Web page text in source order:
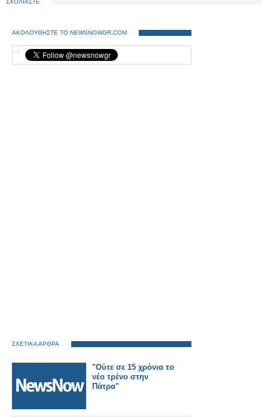
ΣΧΟΛΙΑΣΤΕ
ΑΚΟΛΟΥΘΗΣΤΕ ΤΟ NEWSNOWGR.COM
ΣΧΕΤΙΚΑ ΑΡΘΡΑ
"Ούτε σε 15 χρόνια το
νέο τρένο στην
Πάτρα"